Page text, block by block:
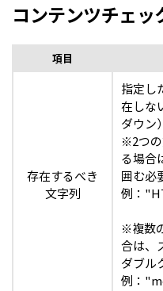
コンテンツチェッ
項目
存在するべき
文字列
指定し
在しな
ダウン
※2つ
る場合
囲む必
例：
※複数
合は、
ダブル
例：